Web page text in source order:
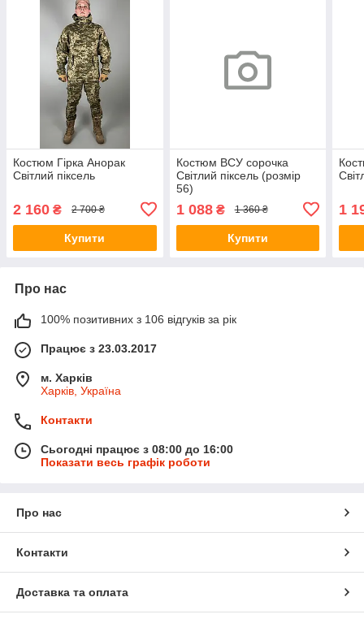
Костюм Гірка Анорак
Світлий піксель
2 160 ₴ 2 700 ₴
Купити
Костюм ВСУ сорочка
Світлий піксель (розмір
56)
1 088₴ 1 360 ₴
Купити
1
Про нас
100% позитивних з 106 відгуків за рік
Працює з 23.03.2017
м. Харків
Харків, Україна
Контакти
Сьогодні працює з 08:00 до 16:00
Показати весь графік роботи
Про нас
Контакти
Доставка та оплата